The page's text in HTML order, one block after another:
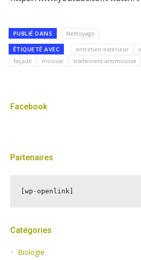
PUBLIÉ DANS Nettoyage
ÉTIQUETÉ AVEC entretien extérieur
façade
mousse traitement antimousse
Facebook
Partenaires
[wp-openlink]
Catégories
Biologie